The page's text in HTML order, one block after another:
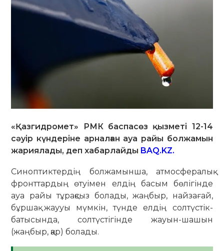
«Қазгидромет» РМК баспасөз қызметі 12-14
сәуір күндеріне арналған ауа райы болжамын
жариялады, деп хабарлайды BAQ.KZ.
Синоптиктердің болжамынша, атмосфералық
фронттардың өтуімен елдің басым бөлігінде
ауа райы тұрақсыз болады, жаңбыр, найзағай,
бұршақ жаууы мүмкін, түнде елдің солтүстік-
батысында, солтүстігінде жауын-шашын
(жаңбыр, қар) болады.